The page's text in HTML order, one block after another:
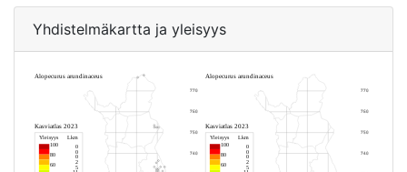
Yhdistelmäkartta ja yleisyys